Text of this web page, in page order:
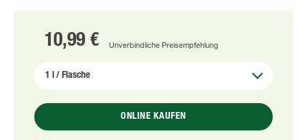
10,99 € Unverbindliche Preisempfehlung
ONLINE KAUFEN